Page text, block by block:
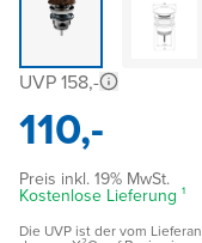
UVP 158,-
110,-
Preis inkl. 19% MwSt.
Kostenlose Lieferung ¹
Die UVP ist der vom